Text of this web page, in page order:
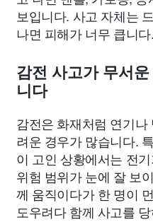
보입니다. 사고 자체는
나면 피해가 너무 큽니다.
감전 사고가 무서운
니다
감전은 화재처럼 연기
려운 경우가 많습니다.
이 고인 상황에서는 전
위험 범위가 눈에 잘 보
께 움직이다가 한 명이
도우려다 함께 사고를